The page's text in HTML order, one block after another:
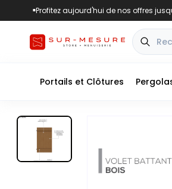
■Profitez aujourd'hui de nos offres
Portails et Clôtures